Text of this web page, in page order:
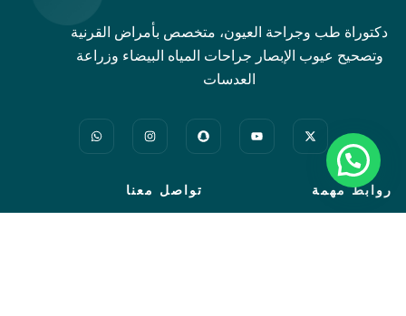
دكتوراة طب وجراحة العيون، متخصص بأمراض القرنية
وتصحيح عيوب الإبصار جراحات المياه البيضاء وزراعة
العدسات
روابط مهمة تواصل معنا